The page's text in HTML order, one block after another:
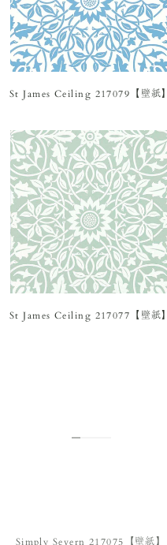
St James Ceiling 217079【壁紙】
St James Ceiling 217077【壁紙】
Simply Severn 217075【壁紙】